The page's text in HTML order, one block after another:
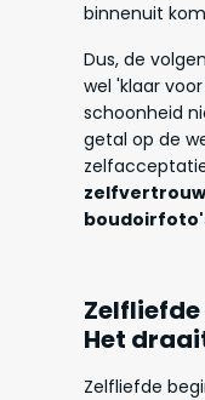
binnenuit
Dus, de
wel 'klaar
schoonheid
getal op de
Het
Zelfliefde